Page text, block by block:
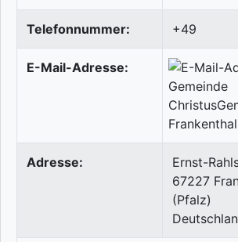
Telefonnummer: +49
E-Mail-Adresse:
Adresse:
Ernst-
67227
(Pfalz)